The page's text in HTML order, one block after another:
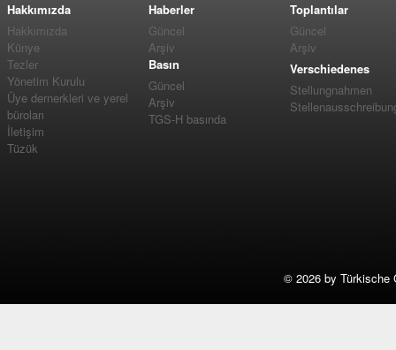
Hakkımızda
Hakkımızda
Künye
Tezler
Yönetim Kurulu
Üye dernerkleri ve yerel
büroları
İletişim
Tüzük
Haberler
Güncel
Arşiv
Basın
Güncel
Arşiv
TGS-H basında
Toplantılar
Güncel
Arşiv
Verschiedenes
Stellungnahmen
© 2026 by Türkische